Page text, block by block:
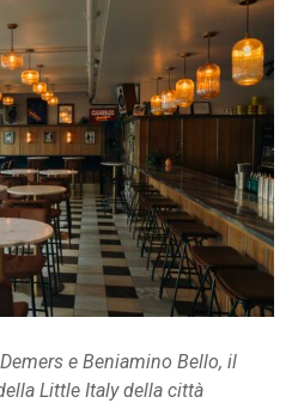
e Beniamino Bello, il
Little Italy della città